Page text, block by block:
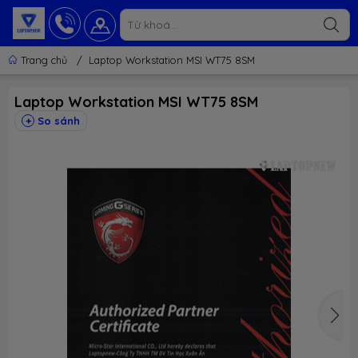
Trang chủ / Laptop Workstation MSI WT75 8SM
Laptop Workstation MSI WT75 8SM
So sánh